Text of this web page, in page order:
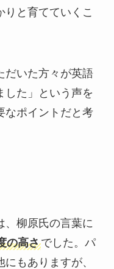
りと育てていくこ
だいた方々が英語
した」という声を
なポイントだと考
、柳原氏の言葉に
の高さでした。パ
もありますが、